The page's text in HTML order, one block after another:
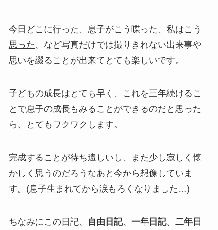
今日どこに行った 、 息子がこう喋った 、 私はこう
思った 、など写真だけでは撮りきれない出来事や
思いを綴ることが出来てとても楽しいです。
子どもの成長はとても早く、これを三年続けるこ
とで息子の成長もみることができるのだと思った
ら、とてもワクワクします。
完成することが待ち遠しいし、また少し寂しく懐
かしく思うのだろうなあと今から想像していま
す。(息子生まれてから涙もろくなりました…)
ちなみにこの日記、 自由日記、 一年日記、 二年日